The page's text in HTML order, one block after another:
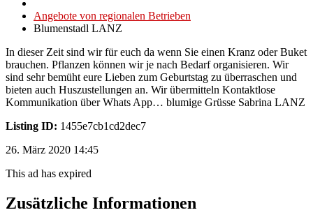
Angebote von regionalen Betrieben
Blumenstadl LANZ
In dieser Zeit sind wir für euch da wenn Sie einen Kranz oder Buket
brauchen. Pflanzen können wir je nach Bedarf organisieren. Wir
sind sehr bemüht eure Lieben zum Geburtstag zu überraschen und
bieten auch Huszustellungen an. Wir übermitteln Kontaktlose
Kommunikation über Whats App… blumige Grüsse Sabrina LANZ
Listing ID: 1455e7cb1cd2dec7
26. März 2020 14:45
This ad has expired
Zusätzliche Informationen